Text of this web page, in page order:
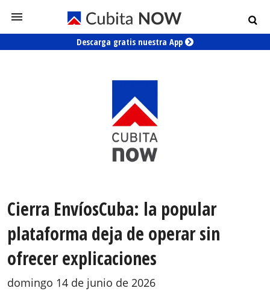
Descarga gratis nuestra App
Cierra EnvíosCuba: la popular
plataforma deja de operar sin
ofrecer explicaciones
domingo 14 de junio de 2026